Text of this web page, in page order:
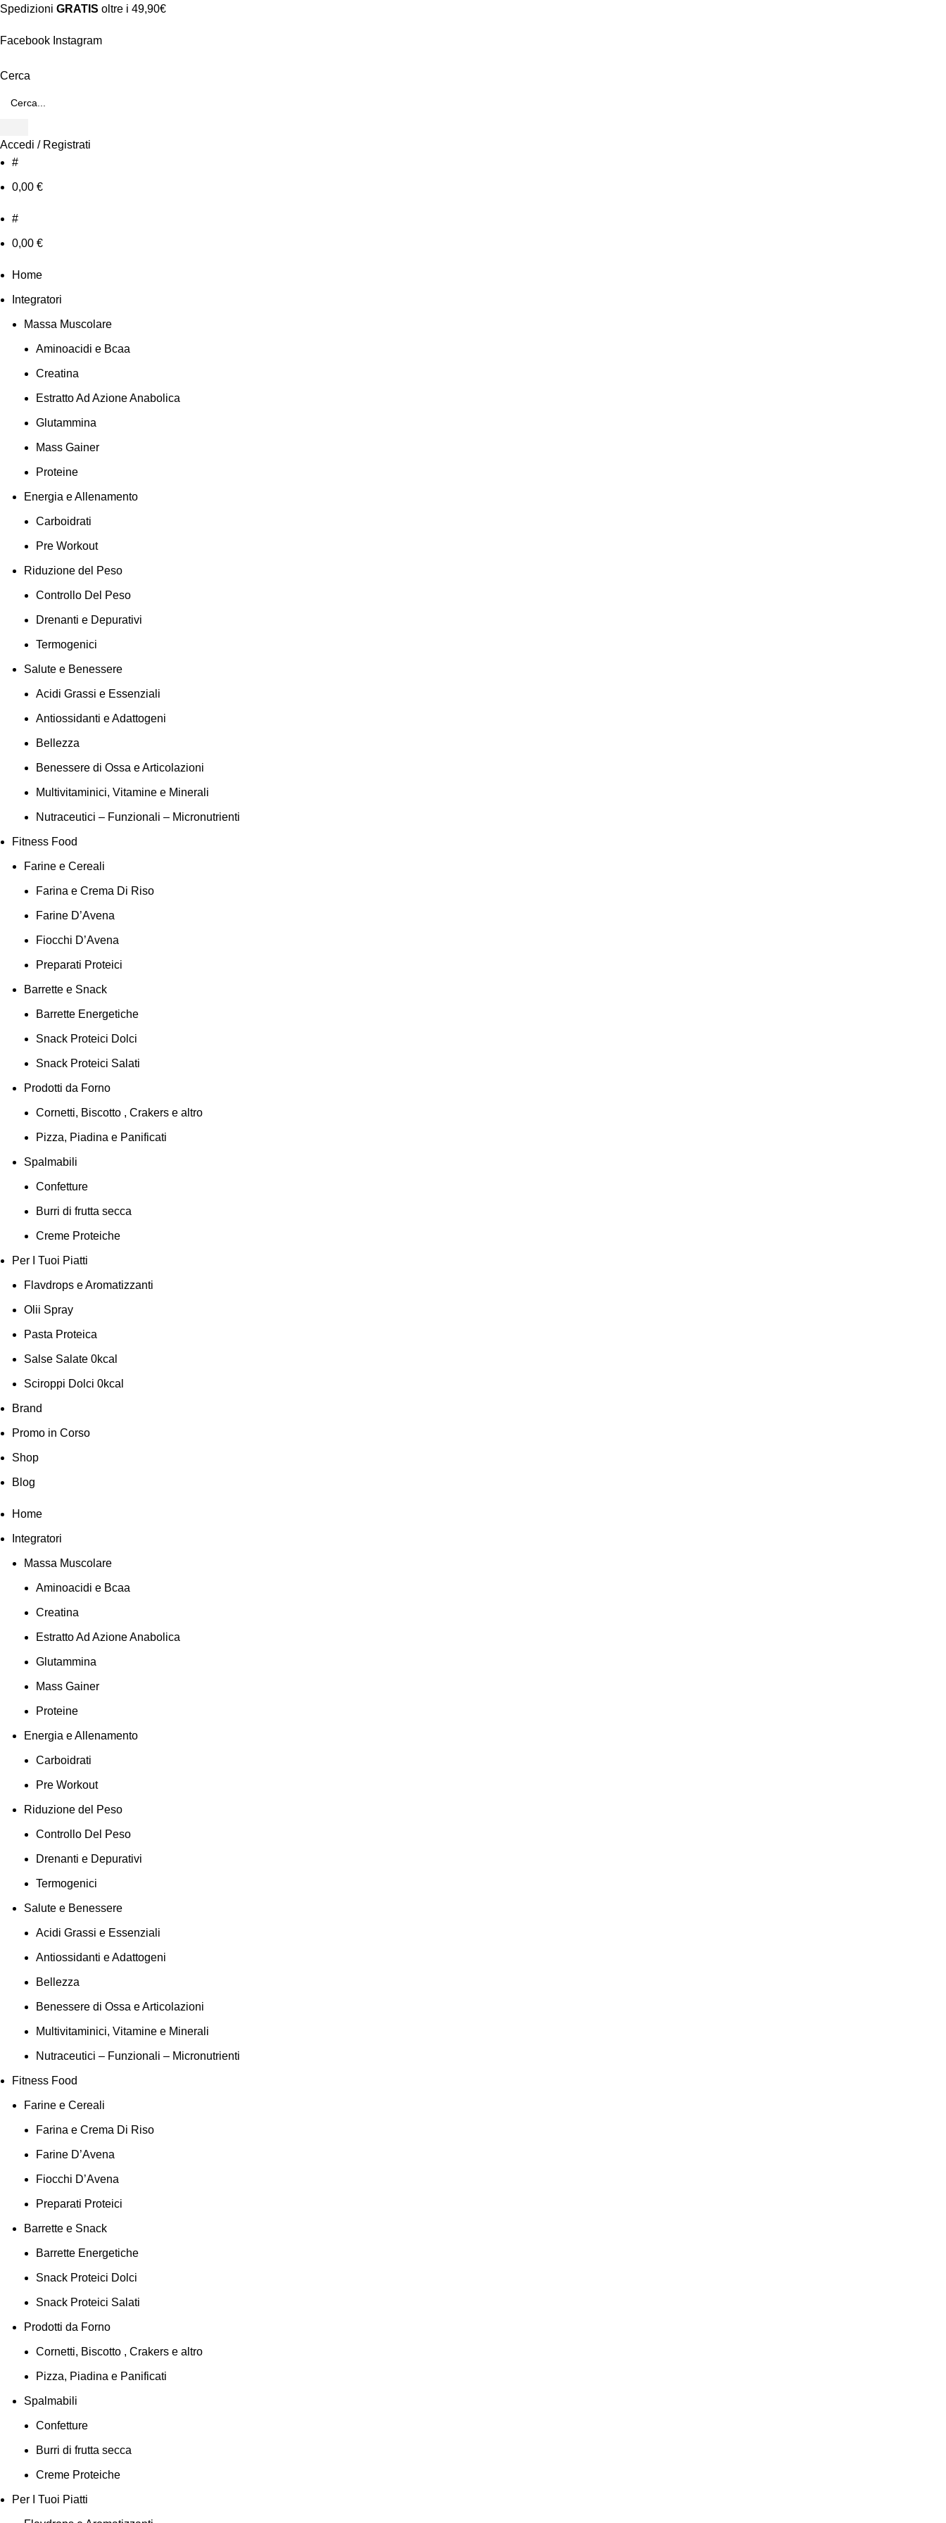
Spedizioni GRATIS oltre i 49,90€
Facebook Instagram
Cerca
Accedi / Registrati
#
0,00 €
#
0,00 €
Home
Integratori
Massa Muscolare
Aminoacidi e Bcaa
Creatina
Estratto Ad Azione Anabolica
Glutammina
Mass Gainer
Proteine
Energia e Allenamento
Carboidrati
Pre Workout
Riduzione del Peso
Controllo Del Peso
Drenanti e Depurativi
Termogenici
Salute e Benessere
Acidi Grassi e Essenziali
Antiossidanti e Adattogeni
Bellezza
Benessere di Ossa e Articolazioni
Multivitaminici, Vitamine e Minerali
Nutraceutici – Funzionali – Micronutrienti
Fitness Food
Farine e Cereali
Farina e Crema Di Riso
Farine D’Avena
Fiocchi D’Avena
Preparati Proteici
Barrette e Snack
Barrette Energetiche
Snack Proteici Dolci
Snack Proteici Salati
Prodotti da Forno
Cornetti, Biscotto , Crakers e altro
Pizza, Piadina e Panificati
Spalmabili
Confetture
Burri di frutta secca
Creme Proteiche
Per I Tuoi Piatti
Flavdrops e Aromatizzanti
Olii Spray
Pasta Proteica
Salse Salate 0kcal
Sciroppi Dolci 0kcal
Brand
Promo in Corso
Shop
Blog
Home
Integratori
Massa Muscolare
Aminoacidi e Bcaa
Creatina
Estratto Ad Azione Anabolica
Glutammina
Mass Gainer
Proteine
Energia e Allenamento
Carboidrati
Pre Workout
Riduzione del Peso
Controllo Del Peso
Drenanti e Depurativi
Termogenici
Salute e Benessere
Acidi Grassi e Essenziali
Antiossidanti e Adattogeni
Bellezza
Benessere di Ossa e Articolazioni
Multivitaminici, Vitamine e Minerali
Nutraceutici – Funzionali – Micronutrienti
Fitness Food
Farine e Cereali
Farina e Crema Di Riso
Farine D’Avena
Fiocchi D’Avena
Preparati Proteici
Barrette e Snack
Barrette Energetiche
Snack Proteici Dolci
Snack Proteici Salati
Prodotti da Forno
Cornetti, Biscotto , Crakers e altro
Pizza, Piadina e Panificati
Spalmabili
Confetture
Burri di frutta secca
Creme Proteiche
Per I Tuoi Piatti